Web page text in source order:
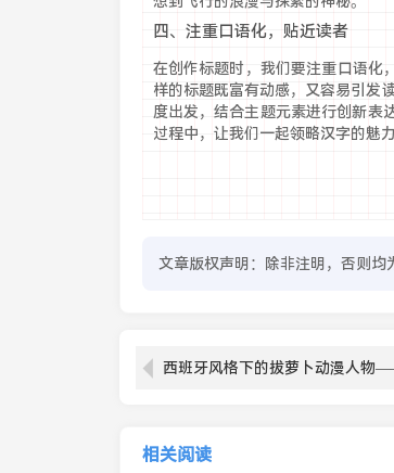
四、注重口语化，贴近读者
在创作标题时，我们要注重口语化
样的标题既富有动感，又容易引发
度出发，结合主题元素进行创新表
过程中，让我们一起领略汉字的魅力
文章版权声明：除非注明，否则均
相关阅读